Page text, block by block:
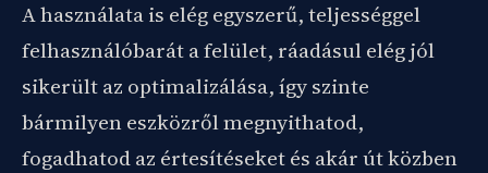
A használata is elég egyszerű, teljességgel
felhasználóbarát a felület, ráadásul elég jól
sikerült az optimalizálása, így szinte
bármilyen eszközről megnyithatod,
fogadhatod az értesítéseket és akár út közben